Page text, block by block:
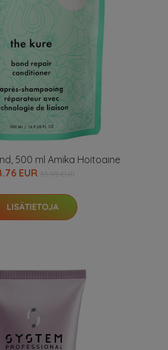
500 ml Amika Hoitoaine
EUR
LISÄTIETOJA